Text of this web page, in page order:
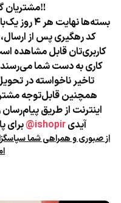
‼️مشتریان
بسته‌ها
کد رهگیری پس از
کاری به دست شما
تاخیر ناخواسته در
همچنین قابل‌توجه
آیدیishopir@ برای
از صبوری و همراهی شما